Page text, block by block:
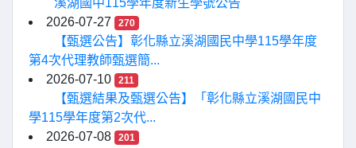
溪湖國中115學年度新生學號公告
2026-07-27
270
【甄選公告】彰化縣立溪湖國民中學115學年度
第4次代理教師甄選簡...
2026-07-10
211
【甄選結果及甄選公告】「彰化縣立溪湖國民中
學115學年度第2次代...
2026-07-08
201